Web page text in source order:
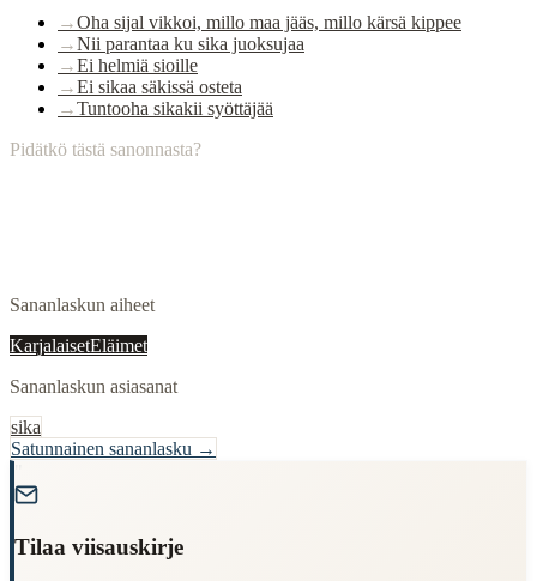
→Oha sijal vikkoi, millo maa jääs, millo kärsä kippee
→Nii parantaa ku sika juoksujaa
→Ei helmiä sioille
→Ei sikaa säkissä osteta
→Tuntooha sikakii syöttäjää
Pidätkö tästä sanonnasta?
Sananlaskun aiheet
KarjalaisetEläimet
Sananlaskun asiasanat
sika
Satunnainen sananlasku →
Tilaa viisauskirje